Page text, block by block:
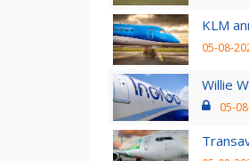
KLM
05-08-
Willie
05-